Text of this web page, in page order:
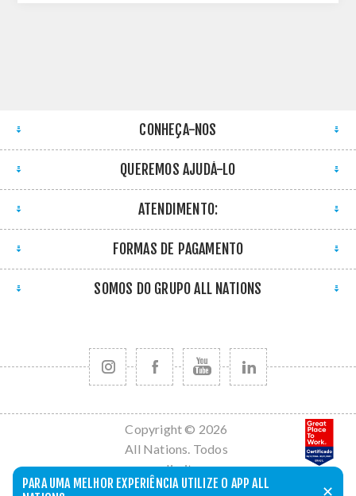
PARA UMA MELHOR EXPERIÊNCIA UTILIZE O APP ALL
✕
CONHEÇA-NOS
QUEREMOS AJUDÁ-LO
ATENDIMENTO:
FORMAS DE PAGAMENTO
SOMOS DO GRUPO ALL NATIONS
Copyright © 2026
All Nations. Todos
os direitos
reservados.